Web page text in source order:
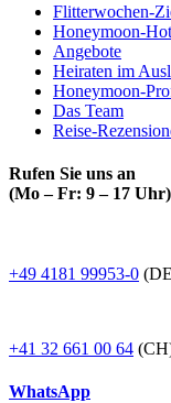
Flitterwochen-
Honeymoon-
Angebote
Heiraten im
Honeymoon-
Das Team
Reise-
Rufen Sie uns an
(Mo – Fr: 9 – 17 Uhr)
+49 4181 99953-0
+41 32 661 00 64
WhatsApp